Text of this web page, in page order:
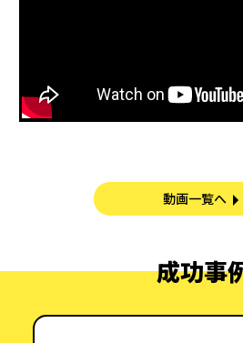
動画一覧へ
成功事